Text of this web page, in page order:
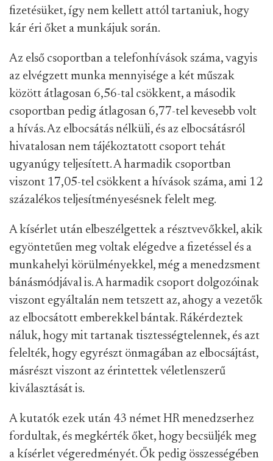
fizetésüket, így nem kellett attól tartaniuk, hogy
kár éri őket a munkájuk során.
Az első csoportban a telefonhívások száma, vagyis
az elvégzett munka mennyisége a két műszak
között átlagosan 6,56-tal csökkent, a második
csoportban pedig átlagosan 6,77-tel kevesebb volt
a hívás. Az elbocsátás nélküli, és az elbocsátásról
hivatalosan nem tájékoztatott csoport tehát
ugyanúgy teljesített. A harmadik csoportban
viszont 17,05-tel csökkent a hívások száma, ami 12
százalékos teljesítményesésnek felelt meg.
A kísérlet után elbeszélgettek a résztvevőkkel, akik
egyöntetűen meg voltak elégedve a fizetéssel és a
munkahelyi körülményekkel, még a menedzsment
bánásmódjával is. A harmadik csoport dolgozóinak
viszont egyáltalán nem tetszett az, ahogy a vezetők
az elbocsátott emberekkel bántak. Rákérdeztek
náluk, hogy mit tartanak tisztességtelennek, és azt
felelték, hogy egyrészt önmagában az elbocsájtást,
másrészt viszont az érintettek véletlenszerű
kiválasztását is.
A kutatók ezek után 43 német HR menedzserhez
fordultak, és megkérték őket, hogy becsüljék meg
a kísérlet végeredményét. Ők pedig összességében